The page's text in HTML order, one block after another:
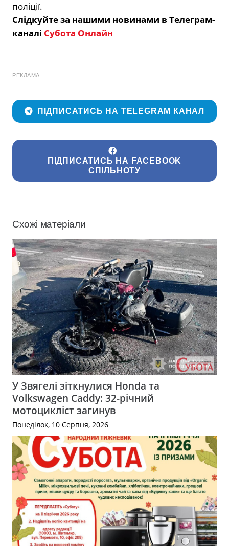
поліції.
Слідкуйте за нашими новинами в Телеграм-
каналі Субота Онлайн
РЕКЛАМА
ПІДПИСАТИСЬ НА TELEGRAM КАНАЛ
ПІДПИСАТИСЬ НА FACEBOOK
СПІЛЬНОТУ
Схожі матеріали
У Звягелі зіткнулися Honda та
Volkswagen Caddy: 32-річний
мотоцикліст загинув
Понеділок, 10 Серпня, 2026